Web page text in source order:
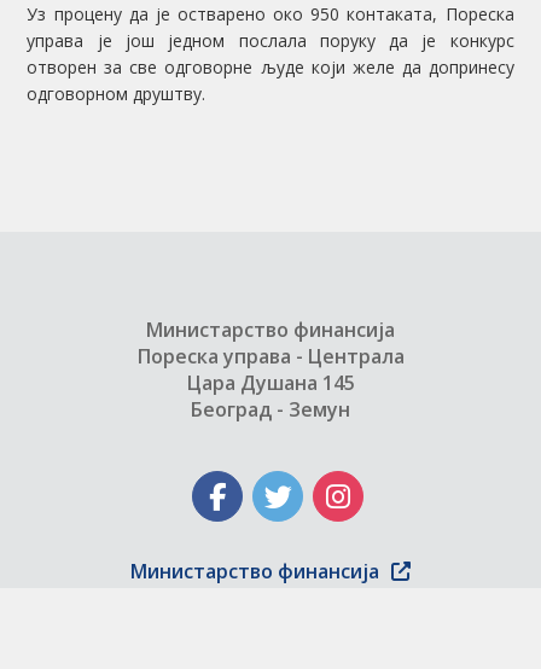
Уз процену да је остварено око 950 контаката, Пореска
управа је још једном послала поруку да је конкурс
отворен за све одговорне људе који желе да допринесу
одговорном друштву.
Министарство финансија
Пореска управа - Централа
Цара Душана 145
Београд - Земун
Министарство финансија